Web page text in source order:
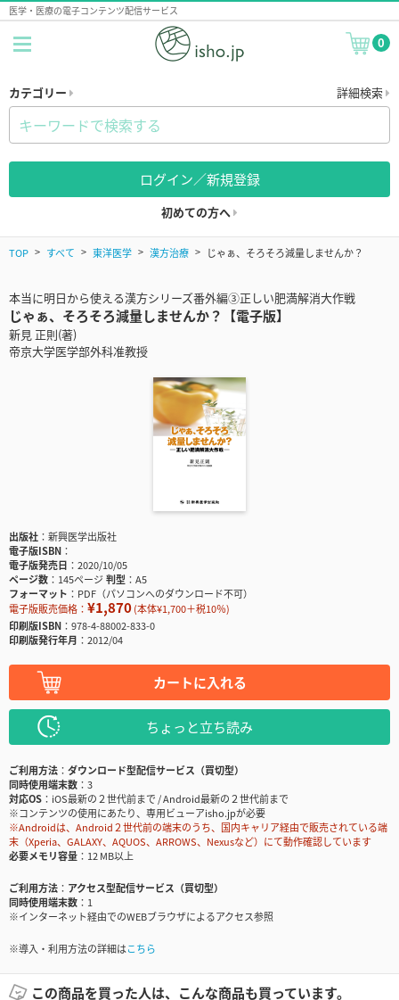
医学・医療の電子コンテンツ配信サービス
0
カテゴリー 詳細検索
ログイン／新規登録
初めての方へ
TOP すべて 東洋医学 漢方治療 じゃぁ、そろそろ減量しませんか？
本当に明日から使える漢方シリーズ番外編③正しい肥満解消大作戦
じゃぁ、そろそろ減量しませんか？【電子版】
新見 正則(著)
帝京大学医学部外科准教授
出版社
新興医学出版社
電子版ISBN
電子版発売日
2020/10/05
ページ数
145ページ判型
A5
フォーマット
PDF（パソコンへのダウンロード不可）
電子版販売価格： ¥1,870(本体¥1,700＋税10％)
印刷版ISBN
978-4-88002-833-0
印刷版発行年月
2012/04
カートに入れる
ちょっと立ち読み
ご利用方法
ダウンロード型配信サービス（買切型）
同時使用端末数
3
対応OS
iOS最新の２世代前まで / Android最新の２世代前まで
※コンテンツの使用にあたり、専用ビューアisho.jpが必要
※Androidは、Android２世代前の端末のうち、国内キャリア経由で販売されている端
末（Xperia、GALAXY、AQUOS、ARROWS、Nexusなど）にて動作確認しています
必要メモリ容量
12 MB以上
ご利用方法
アクセス型配信サービス（買切型）
同時使用端末数
1
※インターネット経由でのWEBブラウザによるアクセス参照
※導入・利用方法の詳細はこちら
この商品を買った人は、こんな商品も買っています。